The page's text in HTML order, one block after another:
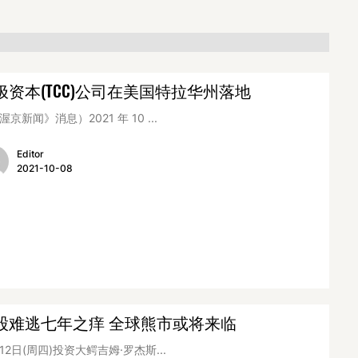
资本(TCC)公司在美国特拉华州落地
京新闻》消息）2021 年 10 ...
Editor
2021-10-08
难逃七年之痒 全球熊市或将来临
日(周四)投资大鳄吉姆·罗杰斯...